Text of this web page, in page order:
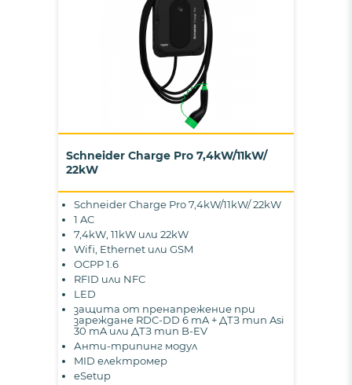
Schneider Charge Pro 7,4kW/11kW/
22kW
Schneider Charge Pro 7,4kW/11kW/ 22kW
1 AC
7,4kW, 11kW или 22kW
Wifi, Ethernet или GSM
OCPP 1.6
RFID или NFC
LED
защита от пренапрежение при
зареждане RDC-DD 6 mA + ДТЗ тип Asi
30 mA или ДТЗ тип B-EV
Анти-трипинг модул
MID електромер
eSetup